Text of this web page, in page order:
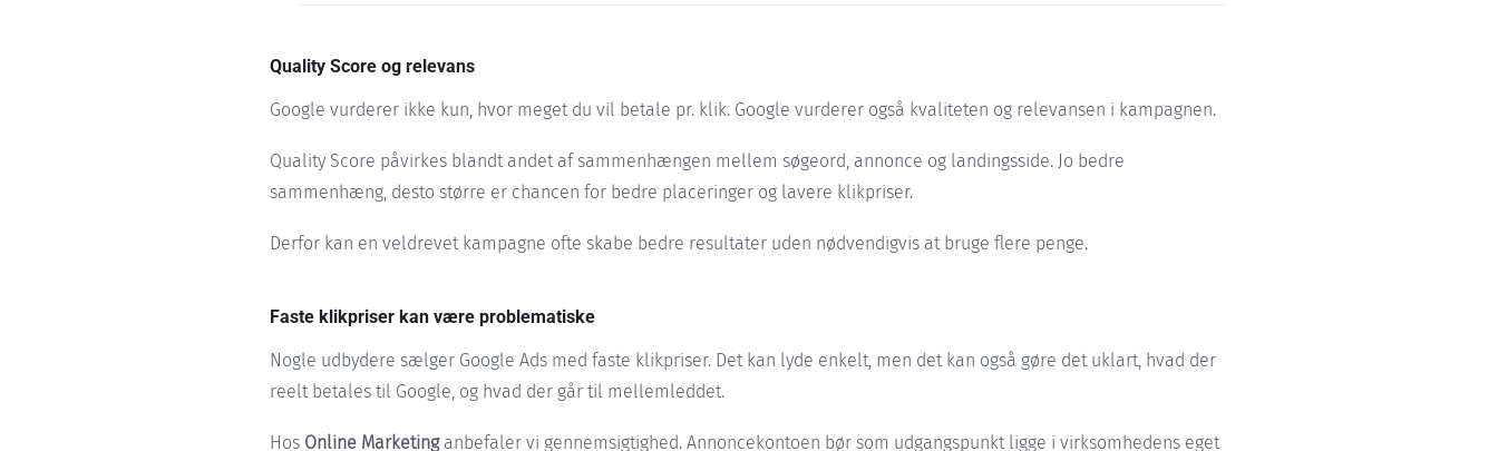
Quality Score og relevans
Google vurderer ikke kun, hvor meget du vil betale pr. klik. Google vurderer også kvaliteten og relevansen i kampagnen.
Quality Score påvirkes blandt andet af sammenhængen mellem søgeord, annonce og landingsside. Jo bedre
sammenhæng, desto større er chancen for bedre placeringer og lavere klikpriser.
Derfor kan en veldrevet kampagne ofte skabe bedre resultater uden nødvendigvis at bruge flere penge.
Faste klikpriser kan være problematiske
Nogle udbydere sælger Google Ads med faste klikpriser. Det kan lyde enkelt, men det kan også gøre det uklart, hvad der
reelt betales til Google, og hvad der går til mellemleddet.
Hos Online Marketinganbefaler vi gennemsigtighed. Annoncekontoen bør som udgangspunkt ligge i virksomhedens eget